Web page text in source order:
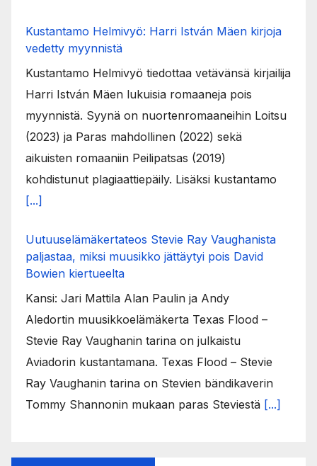
Kustantamo Helmivyö: Harri István Mäen kirjoja
vedetty myynnistä
Kustantamo Helmivyö tiedottaa vetävänsä kirjailija
Harri István Mäen lukuisia romaaneja pois
myynnistä. Syynä on nuortenromaaneihin Loitsu
(2023) ja Paras mahdollinen (2022) sekä
aikuisten romaaniin Peilipatsas (2019)
kohdistunut plagiaattiepäily. Lisäksi kustantamo
[...]
Uutuuselämäkertateos Stevie Ray Vaughanista
paljastaa, miksi muusikko jättäytyi pois David
Bowien kiertueelta
Kansi: Jari Mattila Alan Paulin ja Andy
Aledortin muusikkoelämäkerta Texas Flood –
Stevie Ray Vaughanin tarina on julkaistu
Aviadorin kustantamana. Texas Flood – Stevie
Ray Vaughanin tarina on Stevien bändikaverin
Tommy Shannonin mukaan paras Steviestä [...]